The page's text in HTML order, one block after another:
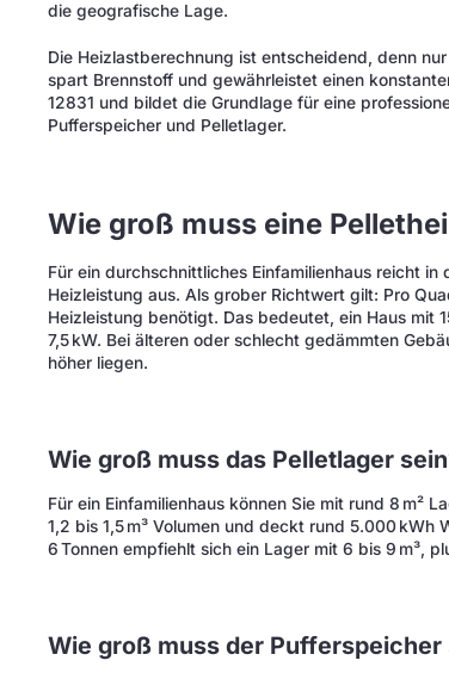
die geografische Lage.
Die Heizlastberechnung ist entscheidend, denn
spart Brennstoff und gewährleistet einen
12831 und bildet die Grundlage für eine
Pufferspeicher und Pelletlager.
Wie groß muss eine
Für ein durchschnittliches Einfamilienhaus reicht in
Heizleistung aus. Als grober Richtwert gilt: Pro
Heizleistung benötigt. Das bedeutet, ein Haus mit
7,5 kW. Bei älteren oder schlecht gedämmten
höher liegen.
Wie groß muss das Pelletlager
Für ein Einfamilienhaus können Sie mit rund 8 m²
1,2 bis 1,5 m³ Volumen und deckt rund 5.000
6 Tonnen empfiehlt sich ein Lager mit 6 bis 9 m³,
Wie groß muss der Pufferspeicher